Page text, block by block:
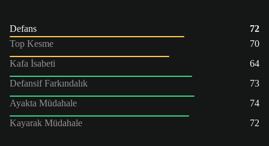
Defans
72
Top Kesme
70
Kafa İsabeti
64
Defansif Farkındalık
73
Ayakta Müdahale
74
Kayarak Müdahale
72